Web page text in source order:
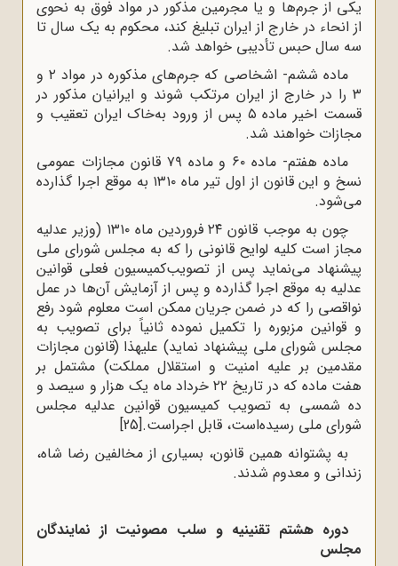
یکی از جرم‌ها و یا مجرمین مذکور در مواد فوق به نحوی
از انحاء در خارج از ایران تبلیغ کند، محکوم به یک سال تا
سه ‌سال حبس تأدیبی خواهد شد.
ماده ششم- اشخاصی که جرم‌های مذکوره در مواد ۲ و
۳ را در خارج از ایران مرتکب شوند و ایرانیان مذکور در
قسمت اخیر ماده ۵ پس از ورود به‌خاک ایران تعقیب و
مجازات خواهند شد.
ماده هفتم- ماده ۶۰ و ماده ۷۹ قانون مجازات عمومی
نسخ و این قانون از اول تیر ماه ۱۳۱۰ به موقع اجرا گذارده
می‌شود.
چون به موجب قانون ۲۴ فروردین ماه ۱۳۱۰ (‌وزیر عدلیه
مجاز است کلیه لوایح قانونی را که به مجلس شورای ملی
پیشنهاد می‌نماید پس از تصویب‌کمیسیون فعلی قوانین
عدلیه به موقع اجرا گذارده و پس از آزمایش آن‌ها در عمل
نواقصی را که در ضمن جریان ممکن است معلوم شود رفع
و قوانین ‌مزبوره را تکمیل نموده ثانیاً برای تصویب به
مجلس شورای ملی پیشنهاد نماید) علیهذا (‌قانون مجازات
مقدمین بر علیه امنیت و استقلال مملکت) مشتمل بر
هفت ماده که در تاریخ ۲۲ خرداد ماه یک هزار و سیصد و
ده شمسی به تصویب کمیسیون قوانین عدلیه مجلس
شورای ملی رسیده‌است، قابل ‌اجراست.[25]
به پشتوانه همین قانون، بسیاری از مخالفین رضا شاه،
زندانی و معدوم شدند.
دوره هشتم تقنینیه و سلب مصونیت از نمایندگان
مجلس